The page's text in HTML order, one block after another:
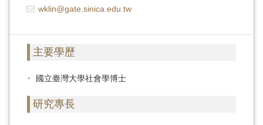
wklin@gate.sinica.edu.tw
主要學歷
國立臺灣大學社會學博士
研究專長